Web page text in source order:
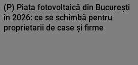
(P) Piața fotovoltaică din București
în 2026: ce se schimbă pentru
proprietarii de case și firme